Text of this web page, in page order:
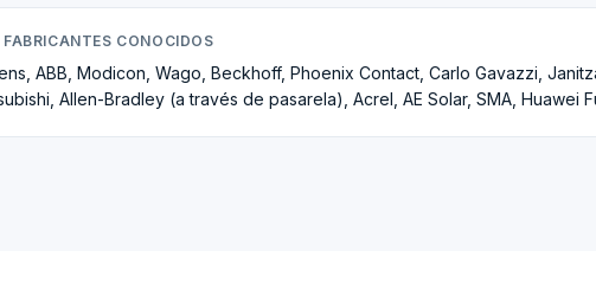
CONOCIDOS
ABB, Modicon, Wago, Beckhoff, Phoenix Contact, Carlo Gavazzi,
Allen-Bradley (a través de pasarela), Acrel, AE Solar, SMA, Huawei